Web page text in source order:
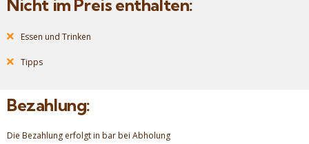
Nicht im Preis enthalten:
Essen und Trinken
Tipps
Bezahlung:
Die Bezahlung erfolgt in bar bei Abholung